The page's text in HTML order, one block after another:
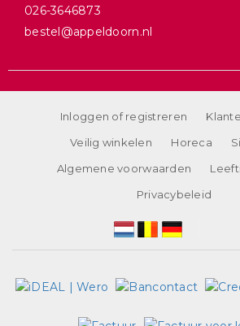
026-3646873
bestel@appeldoorn.nl
Inloggen of registreren
Veilig winkelen
Horeca
Algemene voorwaarden
Privacybeleid